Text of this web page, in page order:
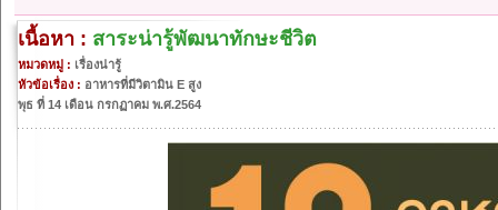
เนื้อหา : สาระน่ารู้พัฒนาทักษะชีวิต
หมวดหมู่ : เรื่องน่ารู้
หัวข้อเรื่อง : อาหารที่มีวิตามิน E สูง
พุธ ที่ 14 เดือน กรกฏาคม พ.ศ.2564